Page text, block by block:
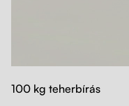
100 kg teherbírás